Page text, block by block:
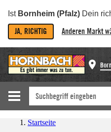
Ist Bornheim (Pfalz) Dein
JA, RICHTIG Anderen Markt
Startseite